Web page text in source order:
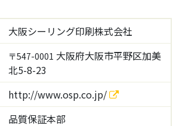
大阪シーリング印刷株式会社
〒547-0001 大阪府大阪市平野区加美
北5-8-23
http://www.osp.co.jp/
品質保証本部